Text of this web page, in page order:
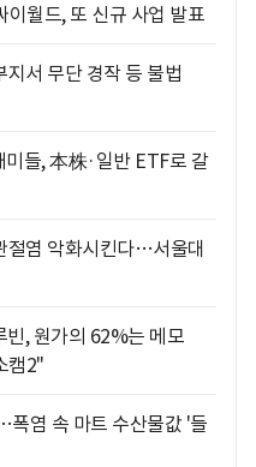
이월드, 또 신규 사업 발표
지서 무단 경작 등 불법
들, 本株·일반 ETF로 갈
절염 악화시킨다…서울대
빈, 원가의 62%는 메모
캠2"
염 속 마트 수산물값 '들